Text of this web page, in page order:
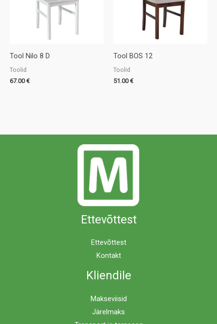
Tool Nilo 8 D
Toolid
67.00€
Tool BOS 12
Toolid
51.00€
Ettevõttest
Ettevõttest
Kontakt
Kliendile
Makseviisid
Järelmaks